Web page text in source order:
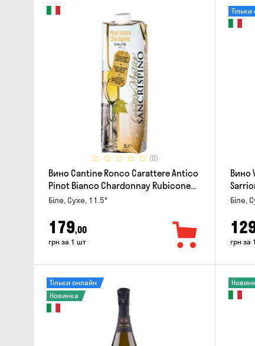
(0)
Вино Cantine Ronco Carattere Antico
Pinot Bianco Chardonnay Rubicone
IGT 1л
Біле, Сухе, 11.5°
179,00
грн за 1 шт
Вино
Біле,
грн за
Тільки онлайн
Новинка